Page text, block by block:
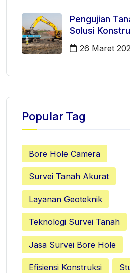
Pengujian
Solusi
Mertoyudan
26 Maret
Popular Tag
Bore Hole Camera
Survei Tanah Akurat
Layanan Geoteknik
Teknologi Survei Tanah
Jasa Survei Bore Hole
Efisiensi Konstruksi